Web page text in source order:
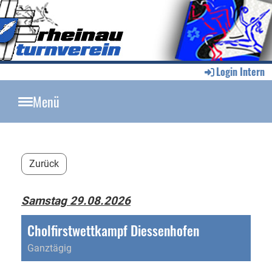
Login Intern
Menü
Zurück
Samstag 29.08.2026
Cholfirstwettkampf Diessenhofen
Ganztägig